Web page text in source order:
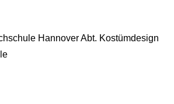
Hannover Abt. Kostümdesign